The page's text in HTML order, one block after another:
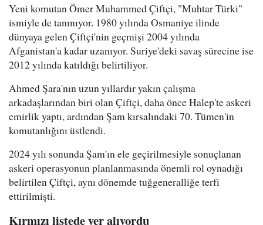
Yeni komutan Ömer Muhammed Çiftçi, "Muhtar Türki"
ismiyle de tanınıyor. 1980 yılında Osmaniye ilinde
dünyaya gelen Çiftçi'nin geçmişi 2004 yılında
Afganistan'a kadar uzanıyor. Suriye'deki savaş sürecine ise
2012 yılında katıldığı belirtiliyor.
Ahmed Şara'nın uzun yıllardır yakın çalışma
arkadaşlarından biri olan Çiftçi, daha önce Halep'te askeri
emirlik yaptı, ardından Şam kırsalındaki 70. Tümen'in
komutanlığını üstlendi.
2024 yılı sonunda Şam'ın ele geçirilmesiyle sonuçlanan
askeri operasyonun planlanmasında önemli rol oynadığı
belirtilen Çiftçi, aynı dönemde tuğgeneralliğe terfi
ettirilmişti.
Kırmızı listede yer alıyordu